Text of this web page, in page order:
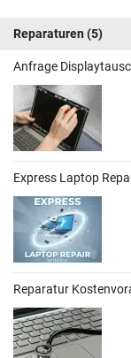
Reparaturen (5)
Anfrage
Express Laptop
Reparatur